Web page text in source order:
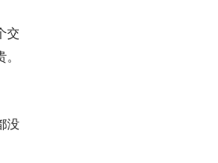
交
没